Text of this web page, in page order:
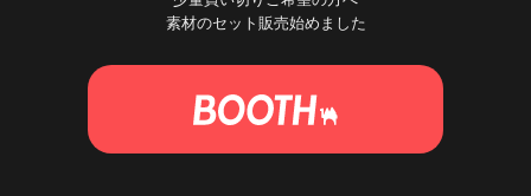
素材のセット販売始めました